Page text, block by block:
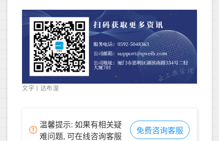
文字丨达布溜
温馨提示: 如果有相关疑
难问题, 可在线咨询客服
免费咨询客服